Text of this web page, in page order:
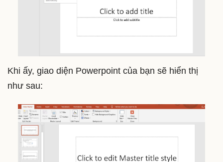
Khi ấy, giao diện Powerpoint của bạn sẽ hiển thị
như sau: